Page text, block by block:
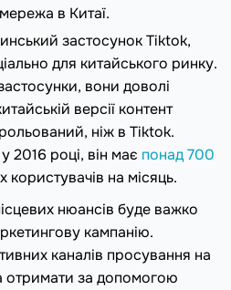
в Китаї.
застосунок Tiktok,
для китайського ринку.
вони доволі
версії контент
ніж в Tiktok.
2016 році, він має понад 700
користувачів на місяць.
нюансів буде важко
кампанію.
каналів просування на
за допомогою